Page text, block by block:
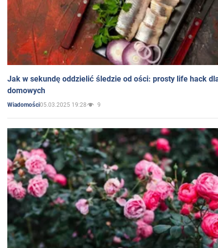
Jak w sekundę oddzielić śledzie od ości: prosty life hack
domowych
Wiadomości05.03.2025 19:28 9